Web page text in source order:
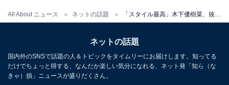
All About ニュース ネットの話題
ネットの話題
国内外のSNSで話題の人＆トピックをタイムリーにお届けします。知ってる
だけでちょっと得する、なんだか楽しい気分になれる、ネット発「知ら（な
きゃ）損」ニュースが盛りだくさん。